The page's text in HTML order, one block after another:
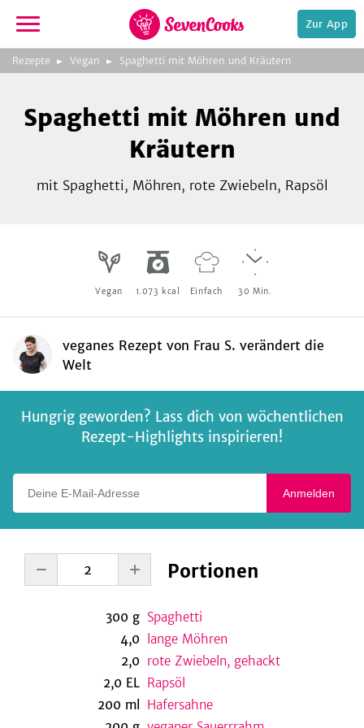
zur
Startseite
Zur App
Rezepte Vegan Spaghetti mit Möhren und Kräutern
Foto: Frau S. verändert die Welt
Spaghetti mit Möhren und
Kräutern
mit Spaghetti, Möhren, rote Zwiebeln, Rapsöl
Vegan 1.073 kcal Einfach 30 Min.
veganes Rezept von Frau S. verändert die
Welt
Hungrig geworden? Lass dich von wöchentlichen
Rezept-Highlights inspirieren!
Anmelden
Portionen
300 g Spaghetti
4,0
lange Möhren
2,0 rote Zwiebeln, gehackt
2,0 EL Rapsöl
200 ml
Hafersahne